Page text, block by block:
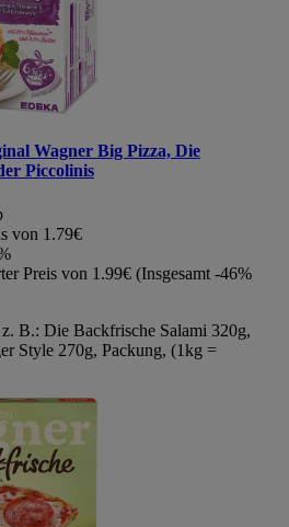
Wagner Big Pizza, Die
Piccolinis
von 1.79€
Preis von 1.99€ (Insgesamt -46%
B.: Die Backfrische Salami 320g,
Style 270g, Packung, (1kg =